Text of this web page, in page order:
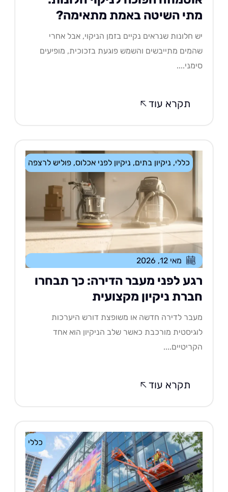
השיטה באמת מתאימה?
חלונות שנראים נקיים בזמן הניקוי, אבל אחרי
מתייבשים והשמש פוגעת בזכוכית, מופיעים
תקרא עוד
ניקיון בתים,ניקיון לפני אכלוס,פוליש לרצפה
מאי 12, 2026
לפני מעבר הדירה: כך תבחרו
ניקיון מקצועית
לדירה חדשה או משופצת דורש היערכות
מורכבת כאשר שלב הניקיון הוא אחד
תקרא עוד
כללי